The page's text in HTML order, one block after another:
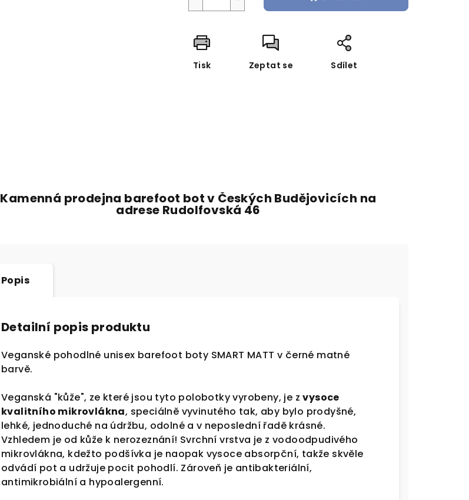
Tisk Zeptat se Sdílet
Kamenná prodejna barefoot bot v Českých Budějovicích na
adrese Rudolfovská 46
Popis
Detailní popis produktu
Veganské pohodlné unisex barefoot boty SMART MATT v černé matné
barvě.
Veganská "kůže", ze které jsou tyto polobotky vyrobeny, je zvysoce
kvalitního mikrovlákna, speciálně vyvinutého tak, aby bylo prodyšné,
lehké, jednoduché na údržbu, odolné a v neposlední řadě krásné.
Vzhledem je od kůže k nerozeznání! Svrchní vrstva je z vodoodpudivého
mikrovlákna, kdežto podšívka je naopak vysoce absorpční, takže skvěle
odvádí pot a udržuje pocit pohodlí. Zároveň je antibakteriální,
antimikrobiální a hypoalergenní.